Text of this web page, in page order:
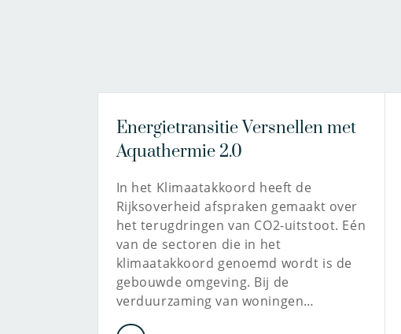
Energietransitie Versnellen met
Aquathermie 2.0
In het Klimaatakkoord heeft de
Rijksoverheid afspraken gemaakt over
het terugdringen van CO2-uitstoot. Eén
van de sectoren die in het
klimaatakkoord genoemd wordt is de
gebouwde omgeving. Bij de
verduurzaming van woningen…